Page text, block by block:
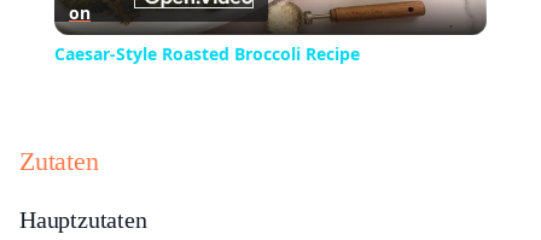
Video
on
Caesar-Style Roasted Broccoli Recipe
Zutaten
Hauptzutaten